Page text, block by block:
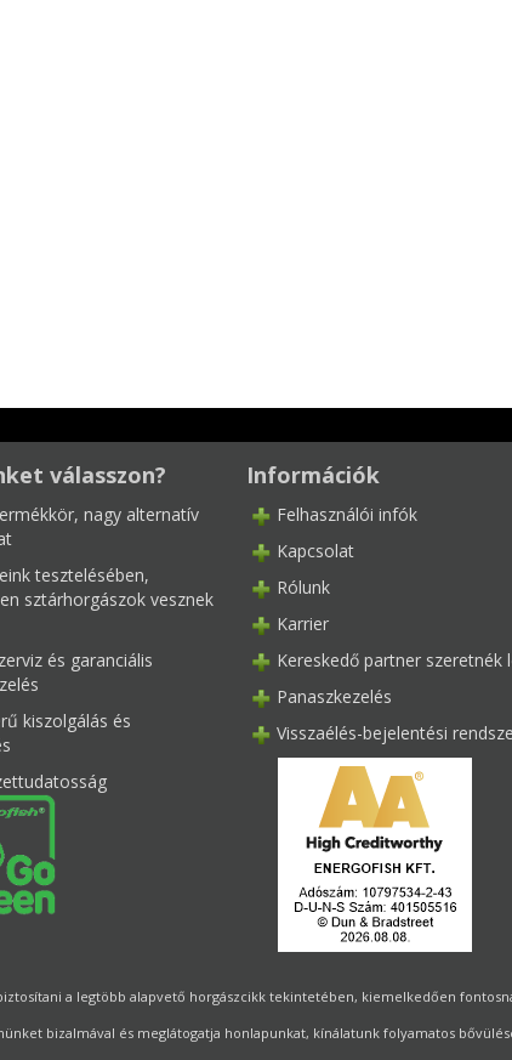
válasszon?
nagy alternatív
tesztelésében,
sztárhorgászok vesznek
és garanciális
kiszolgálás és
Információk
Felhasználói infók
Kapcsolat
Rólunk
Karrier
Kereskedő partner szeretnék
Panaszkezelés
Visszaélés-bejelentési
a legtöbb alapvető horgászcikk tekintetében, kiemelkedően
bizalmával és meglátogatja honlapunkat, kínálatunk folyamatos